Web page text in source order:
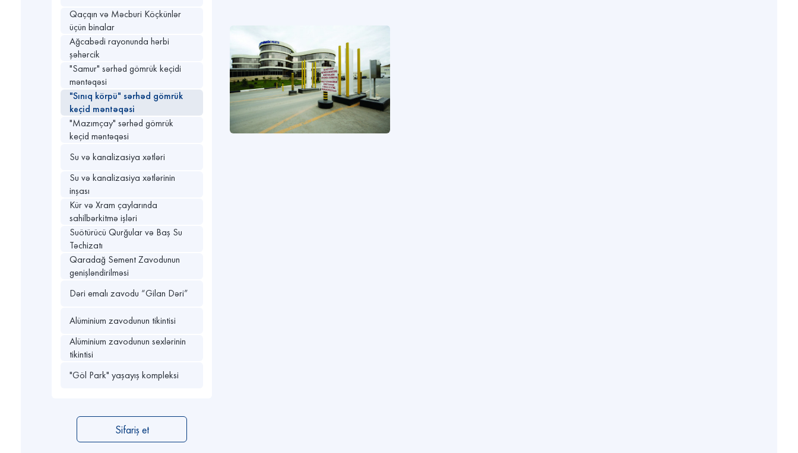
Qaçqın və Məcburi Köçkünlər
üçün binalar
Ağcabədi rayonunda hərbi
şəhərcik
"Samur" sərhəd gömrük keçidi
məntəqəsi
"Sınıq körpü" sərhəd gömrük
keçid məntəqəsi
"Mazımçay" sərhəd gömrük
keçid məntəqəsi
Su və kanalizasiya xətləri
Su və kanalizasiya xətlərinin
inşası
Kür və Xram çaylarında
sahilbərkitmə işləri
Suötürücü Qurğular və Baş Su
Təchizatı
Qaradağ Sement Zavodunun
genişləndirilməsi
Dəri emalı zavodu “Gilan Dəri”
Alüminium zavodunun tikintisi
Alüminium zavodunun sexlərinin
tikintisi
"Göl Park" yaşayış kompleksi
Sifariş et